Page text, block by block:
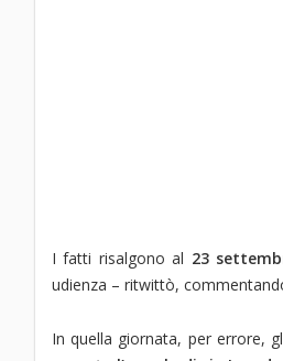
I fatti risalgono al 23
udienza – ritwittò,
In quella giornata, per errore,